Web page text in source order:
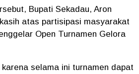
Bupati Sekadau, Aron
atas partisipasi masyarakat
Open Turnamen Gelora
selama ini turnamen dapat